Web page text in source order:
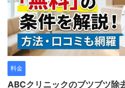
料金
ABCクリニックのブツブツ除